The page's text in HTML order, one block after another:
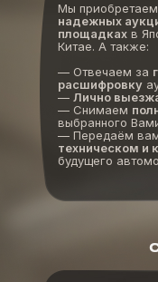
Мы
надежных
площадках в
Китае. А также:
— Отвечаем за
расшифровку
— Лично
— Снимаем
выбранного
— Передаём
техническом и
будущего